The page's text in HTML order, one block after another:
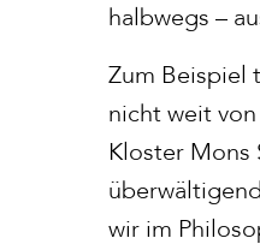
halbwegs –
Zum Beispiel
nicht weit
Kloster Mons
wir im